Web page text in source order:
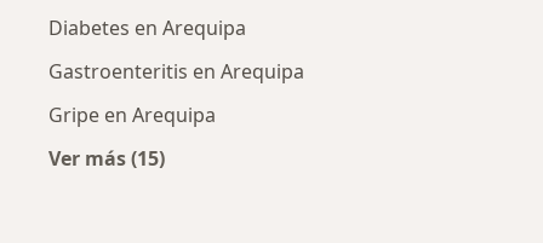
Diabetes en Arequipa
Gastroenteritis en Arequipa
Gripe en Arequipa
Ver más (15)